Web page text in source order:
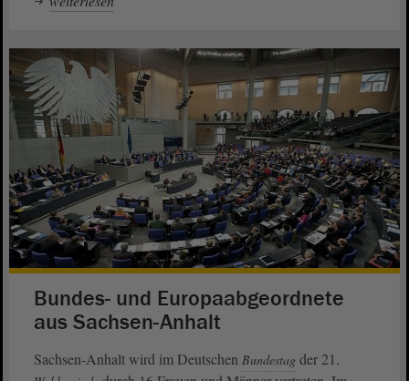
Bundes- und Europaabgeordnete
aus Sachsen-Anhalt
Sachsen-Anhalt wird im Deutschen Bundestag der 21.